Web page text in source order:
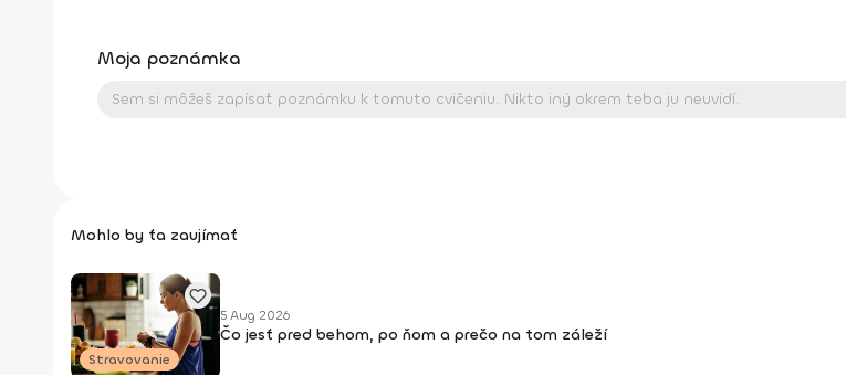
Moja poznámka
Mohlo by ťa zaujímať
Stravovanie
5 Aug 2026
Čo jesť pred behom, po ňom a prečo na tom záleží